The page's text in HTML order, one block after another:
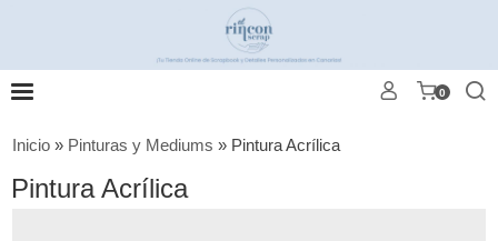
0
Inicio » Pinturas y Mediums » Pintura Acrílica
Pintura Acrílica